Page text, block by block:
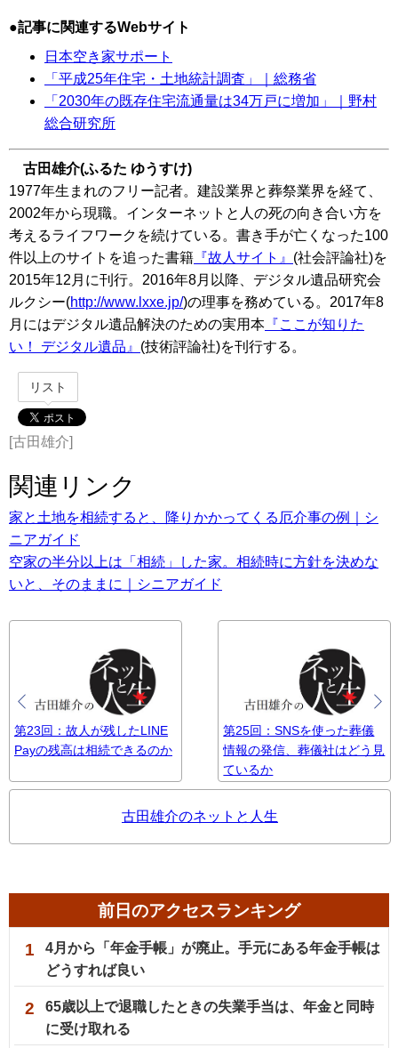
記事に関連するWebサイト
日本空き家サポート
「平成25年住宅・土地統計調査」｜総務省
「2030年の既存住宅流通量は34万戸に増加」｜野村
総合研究所
古田雄介(ふるた ゆうすけ)
1977年生まれのフリー記者。建設業界と葬祭業界を経て、
2002年から現職。インターネットと人の死の向き合い方を
考えるライフワークを続けている。書き手が亡くなった100
件以上のサイトを追った書籍 『故人サイト』 (社会評論社)を
2015年12月に刊行。2016年8月以降、デジタル遺品研究会
ルクシー(http://www.lxxe.jp/)の理事を務めている。2017年8
月にはデジタル遺品解決のための実用本 『ここが知りた
い！ デジタル遺品』 (技術評論社)を刊行する。
リスト
[古田雄介]
関連リンク
家と土地を相続すると、降りかかってくる厄介事の例｜シ
ニアガイド
空家の半分以上は「相続」した家。相続時に方針を決めな
いと、そのままに｜シニアガイド
第23回：故人が残したLINE
Payの残高は相続できるのか
第25回：SNSを使った葬儀
情報の発信、葬儀社はどう見
ているか
古田雄介のネットと人生
前日のアクセスランキング
1
4月から「年金手帳」が廃止。手元にある年金手帳は
どうすれば良い
2
65歳以上で退職したときの失業手当は、年金と同時
に受け取れる